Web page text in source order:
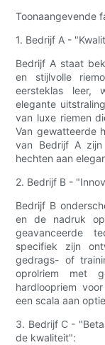
Toonaangevende
1. Bedrijf A -
Bedrijf A staat
en stijlvolle
eersteklas leer,
elegante
van luxe riemen
Van gewatteerde
van Bedrijf A
hechten aan
2. Bedrijf B -
Bedrijf B
en de nadruk
geavanceerde
specifiek zijn
gedrags- of
oprolriem met
hardloopriem
een scala aan
3. Bedrijf C -
de kwaliteit":